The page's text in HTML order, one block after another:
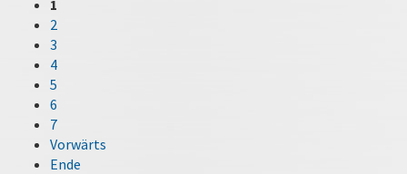
1
2
3
4
5
6
7
Vorwärts
Ende